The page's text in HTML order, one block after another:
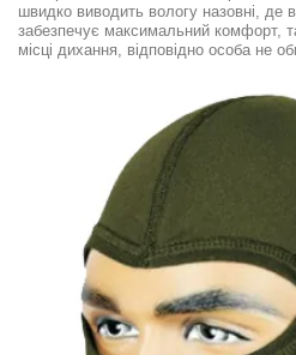
швидко виводить вологу назовні, де
забезпечує максимальний комфорт,
місці дихання, відповідно особа не